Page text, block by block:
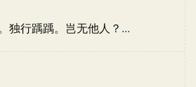
独行踽踽。岂无他人？ ...